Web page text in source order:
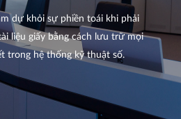
dự khỏi sự phiền toái khi phải
liệu giấy bằng cách lưu trữ mọi
trong hệ thống kỹ thuật số.